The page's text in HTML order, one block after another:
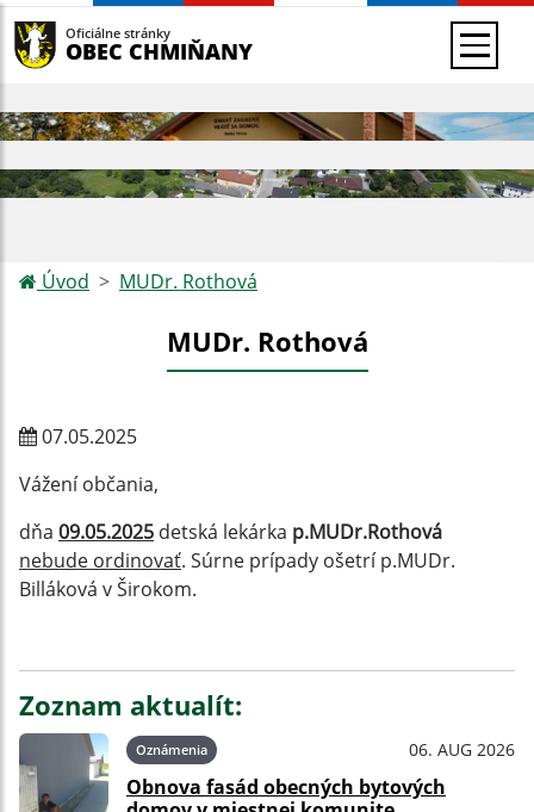
Oficiálne stránky
OBEC CHMIŇANY
Úvod MUDr. Rothová
MUDr. Rothová
07.05.2025
Vážení občania,
dňa 09.05.2025 detská lekárka p.MUDr.Rothová
nebude ordinovať. Súrne prípady ošetrí p.MUDr.
Billáková v Širokom.
Zoznam aktualít:
Oznámenia 06. AUG 2026
Obnova fasád obecných bytových